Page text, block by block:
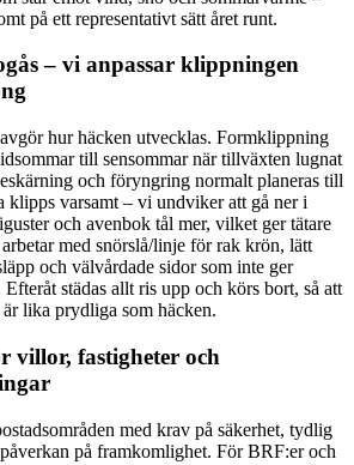
på ett representativt sätt året runt.
– vi anpassar klippningen
hur häcken utvecklas. Formklippning
till sensommar när tillväxten lugnat
och föryngring normalt planeras till
klipps varsamt – vi undviker att gå ner i
och avenbok tål mer, vilket ger tätare
med snörslå/linje för rak krön, lätt
och välvårdade sidor som inte ger
städas allt ris upp och körs bort, så att
lika prydliga som häcken.
villor, fastigheter och
med krav på säkerhet, tydlig
på framkomlighet. För BRF:er och